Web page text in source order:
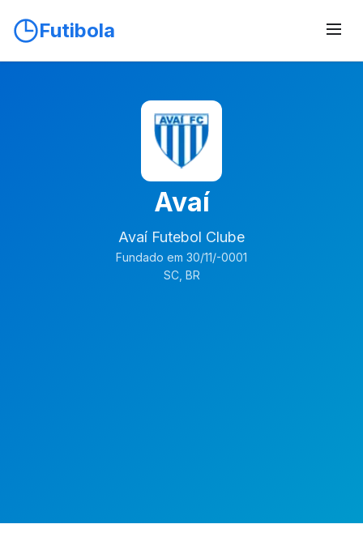
Futibola
Avaí
Avaí Futebol Clube
Fundado em 30/11/-0001
SC, BR